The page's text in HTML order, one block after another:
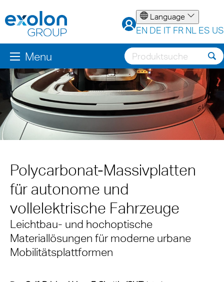
Language
EN DE IT FR NL ES US
Menu
Polycarbonat-Massivplatten
für autonome und
vollelektrische Fahrzeuge
Leichtbau- und hochoptische
Materiallösungen für moderne urbane
Mobilitätsplattformen